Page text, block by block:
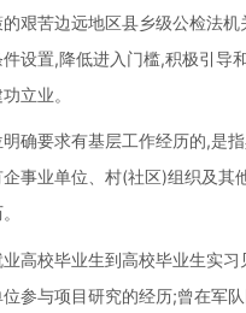
艰苦边远地区县乡级公检法
设置,降低进入门槛,积极引导
立业。
确要求有基层工作经历的,是
事业单位、村(社区)组织及其
高校毕业生到高校毕业生实
参与项目研究的经历;曾在军